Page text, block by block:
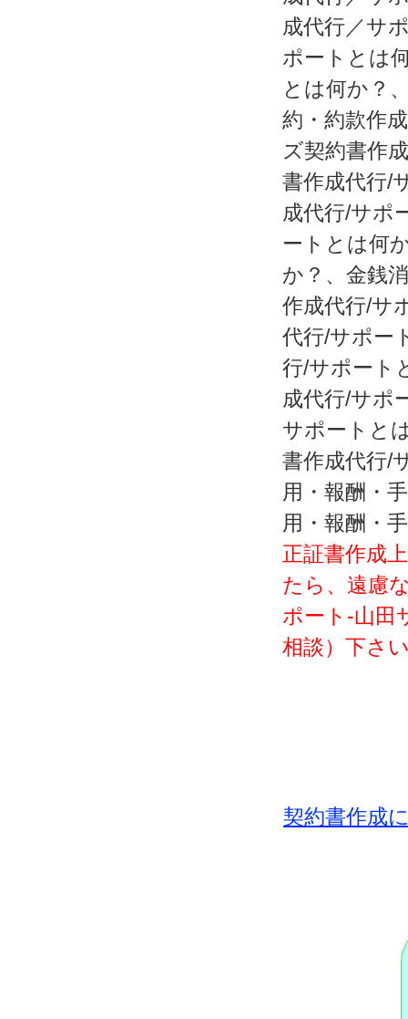
成代行／サ
ポートとは
とは何か？
約・約款作
ズ契約書作
書作成代行/
成代行/サポ
ートとは何
か？、金銭
作成代行/サ
代行/サポー
行/サポート
成代行/サポ
サポートと
書作成代行/
用・報酬・
用・報酬・
正証書作成
たら、遠慮
ポート‐山田
相談）下さ
契約書作成